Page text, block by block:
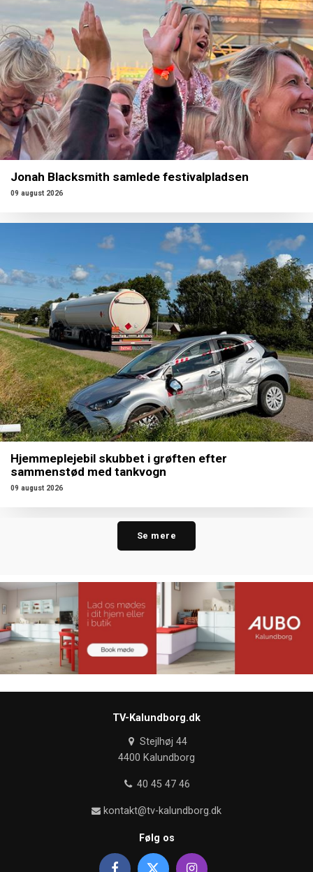
Jonah Blacksmith samlede festivalpladsen
09 august 2026
Hjemmeplejebil skubbet i grøften efter
sammenstød med tankvogn
09 august 2026
Se mere
TV-Kalundborg.dk
Stejlhøj 44
4400 Kalundborg
40 45 47 46
kontakt@tv-kalundborg.dk
Følg os